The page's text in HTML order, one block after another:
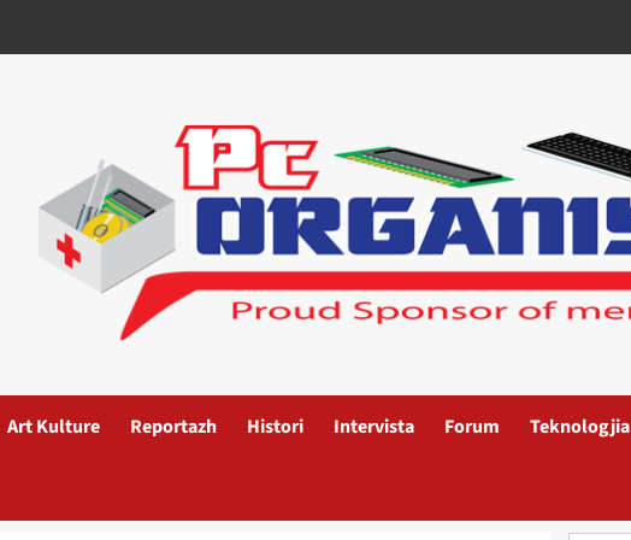
Art Kulture Reportazh Histori Intervista Forum Teknologjia